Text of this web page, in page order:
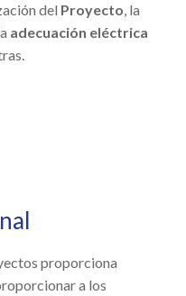
del Proyecto, la
adecuación eléctrica
proporciona
a los